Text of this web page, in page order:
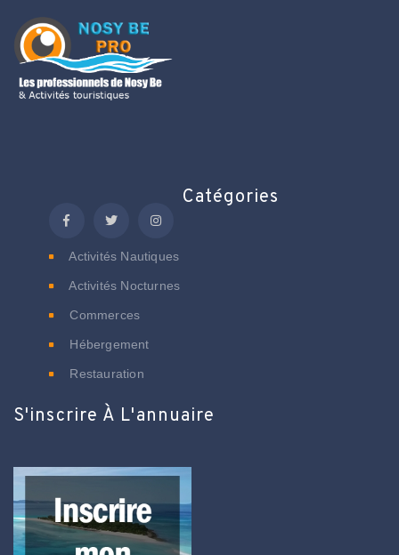
Catégories
Activités Nautiques
Activités Nocturnes
Commerces
Hébergement
Restauration
S'inscrire À L'annuaire